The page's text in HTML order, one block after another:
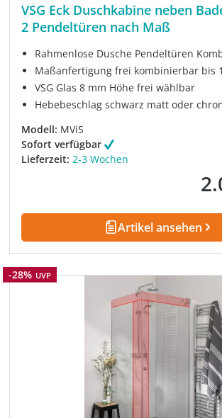
VSG Eck Duschkabine neben
2 Pendeltüren nach Maß
Rahmenlose Dusche Pendeltüren
Maßanfertigung frei kombinierbar bis
VSG Glas 8 mm Höhe frei wählbar
Hebebeschlag schwarz matt oder
Modell: MViS
Sofort verfügbar
Lieferzeit: 2-3 Wochen
Artikel ansehen
Rabatt
-28% UVP